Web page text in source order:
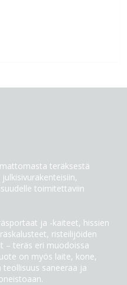
teräksestä
toimitettaviin
ja -kaiteet, hissien
risteilijöiden
– teräs eri muodoissa
on myös laite, kone,
saneeraa ja